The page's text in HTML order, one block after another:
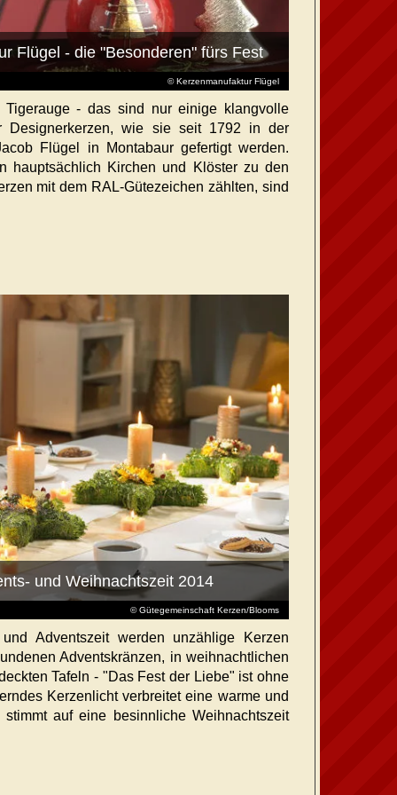
© Kerzenmanufaktur Flügel
Flügel - die "Besonderen" fürs Fest
Tigerauge - das sind nur einige klangvolle
Designerkerzen, wie sie seit 1792 in der
Flügel in Montabaur gefertigt werden.
hauptsächlich Kirchen und Klöster zu den
mit dem RAL-Gütezeichen zählten, sind
© Gütegemeinschaft Kerzen/Blooms
und Weihnachtszeit 2014
Adventszeit werden unzählige Kerzen
Adventskränzen, in weihnachtlichen
Tafeln - "Das Fest der Liebe" ist ohne
Kerzenlicht verbreitet eine warme und
auf eine besinnliche Weihnachtszeit